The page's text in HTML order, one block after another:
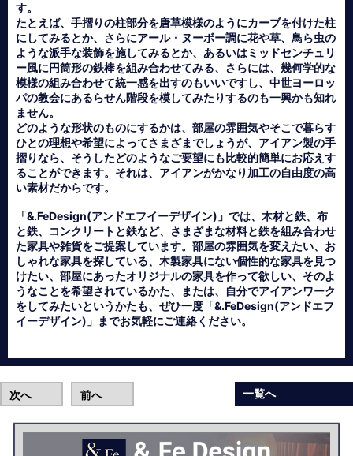
す。
たとえば、手摺りの柱部分を唐草模様のようにカーブを付けた柱
にしてみるとか、さらにアール・ヌーボー調に花や草、鳥ら虫の
ような派手な装飾を施してみるとか、あるいはミッドセンチュリ
ー風に円筒形の鉄棒を組み合わせてみる、さらには、幾何学的な
模様の組み合わせて統一感を出すのもいいですし、中世ヨーロッ
パの教会にあるらせん階段を模してみたりするのも一興かも知れ
ません。
どのような形状のものにするかは、部屋の雰囲気やそこで暮らす
ひとの理想や希望によってさまざまでしょうが、アイアン製の手
摺りなら、そうしたどのようなご要望にも比較的簡単にお応えす
ることができます。それは、アイアンがかなり加工の自由度の高
い素材だからです。
「&.FeDesign(アンドエフイーデザイン)」では、木材と鉄、布
と鉄、コンクリートと鉄など、さまざまな材料と鉄を組み合わせ
た家具や雑貨をご提案しています。部屋の雰囲気を変えたい、お
しゃれな家具を探している、木製家具にない個性的な家具を見つ
けたい、部屋にあったオリジナルの家具を作って欲しい、そのよ
うなことを希望されているかた、または、自分でアイアンワーク
をしてみたいというかたも、ぜひ一度「&.FeDesign(アンドエフ
イーデザイン)」までお気軽にご連絡ください。
次へ 前へ 一覧へ